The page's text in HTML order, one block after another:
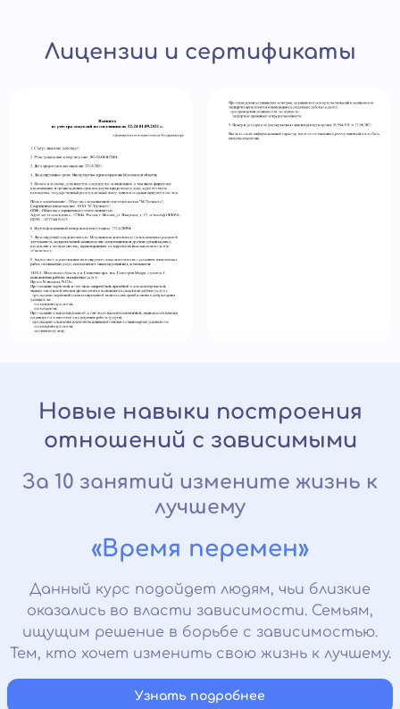
Лицензии и сертификаты
Новые навыки построения
отношений с зависимыми
За 10 занятий измените жизнь к
лучшему
«Время перемен»
Данный курс подойдет людям, чьи близкие
оказались во власти зависимости. Семьям,
ищущим решение в борьбе с зависимостью.
Тем, кто хочет изменить свою жизнь к лучшему.
Узнать подробнее